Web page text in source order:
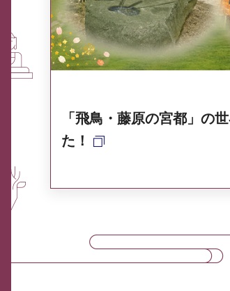
「飛鳥・藤原の宮都」の
た！